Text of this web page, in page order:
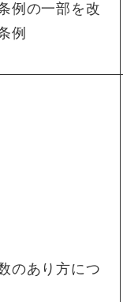
例の一部を改
例
のあり方につ